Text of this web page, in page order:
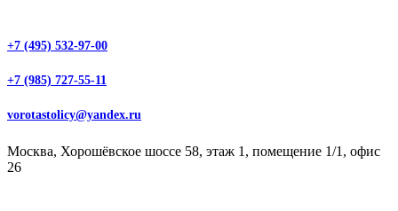
+7 (495) 532-97-00
+7 (985) 727-55-11
vorotastolicy@yandex.ru
Москва, Хорошёвское шоссе 58, этаж 1, помещение 1/1, офис
26